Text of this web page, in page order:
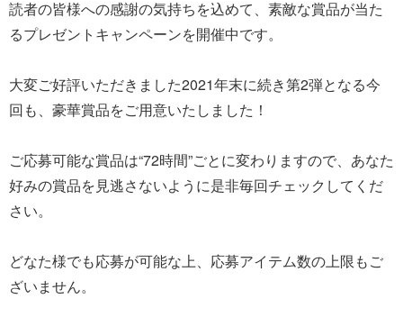
読者の皆様への感謝の気持ちを込めて、素敵な賞品が当た
るプレゼントキャンペーンを開催中です。
大変ご好評いただきました2021年末に続き第2弾となる今
回も、豪華賞品をご用意いたしました！
ご応募可能な賞品は“72時間”ごとに変わりますので、あなた
好みの賞品を見逃さないように是非毎回チェックしてくだ
さい。
どなた様でも応募が可能な上、応募アイテム数の上限もご
ざいません。